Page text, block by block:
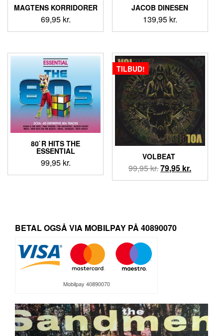
MAGTENS KORRIDORER
69,95 kr.
JACOB DINESEN
139,95 kr.
80`R HITS THE
ESSENTIAL
99,95 kr.
TILBUD!
VOLBEAT ‎
99,95kr.Den
oprindelige
79,95 kr.Den
aktuelle
BETAL OGSÅ VIA MOBILPAY PÅ 40890070
Mobilpay 40890070